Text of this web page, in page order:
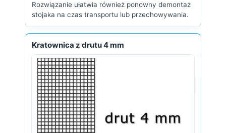
Rozwiązanie ułatwia również ponowny demontaż
stojaka na czas transportu lub przechowywania.
Kratownica z drutu 4 mm